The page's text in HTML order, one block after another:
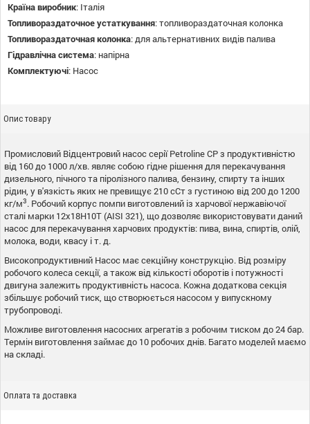
Країна виробник: Італія
Топливораздаточное устаткування:топливораздаточная колонка
Топливораздаточная колонка:для альтернативних видів палива
Гідравлічна система: напірна
Комплектуючі: Насос
Опис товару
Промисловий Відцентровий насос серії Petroline СР з продуктивністю
від 160 до 1000 л/хв. являє собою гідне рішення для перекачування
дизельного, пічного та піролізного палива, бензину, спирту та інших
рідин, у в'язкість яких не превищує 210 сСт з густиною від 200 до 1200
кг/м3. Робочий корпус помпи виготовлений із харчової нержавіючої
сталі марки 12х18Н10Т (AISI 321), що дозволяє використовувати даний
насос для перекачування харчових продуктів: пива, вина, спиртів, олій,
молока, води, квасу і т. д.
Високопродуктивний Насос має секційну конструкцію. Від розміру
робочого колеса секції, а також від кількості оборотів і потужності
двигуна залежить продуктивність насоса. Кожна додаткова секція
збільшує робочий тиск, що створюється насосом у випускному
трубопроводі.
Можливе виготовлення насосних агрегатів з робочим тиском до 24 бар.
Термін виготовлення займає до 10 робочих днів. Багато моделей маємо
на складі.
Оплата та доставка